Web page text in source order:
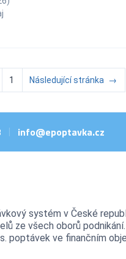
1 Následující stránka →
| info@epoptavka.cz
systém v České
ze všech oborů podnikání.
poptávek ve finančním